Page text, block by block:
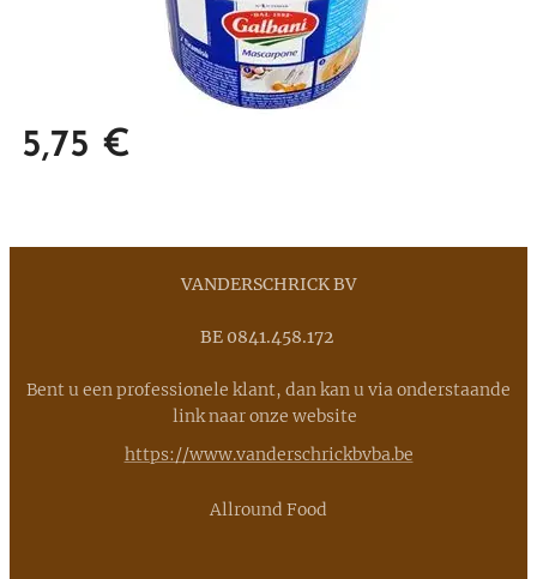
5,75 €
VANDERSCHRICK BV
BE 0841.458.172
Bent u een professionele klant, dan kan u via onderstaande
link naar onze website
https://www.vanderschrickbvba.be
Allround Food